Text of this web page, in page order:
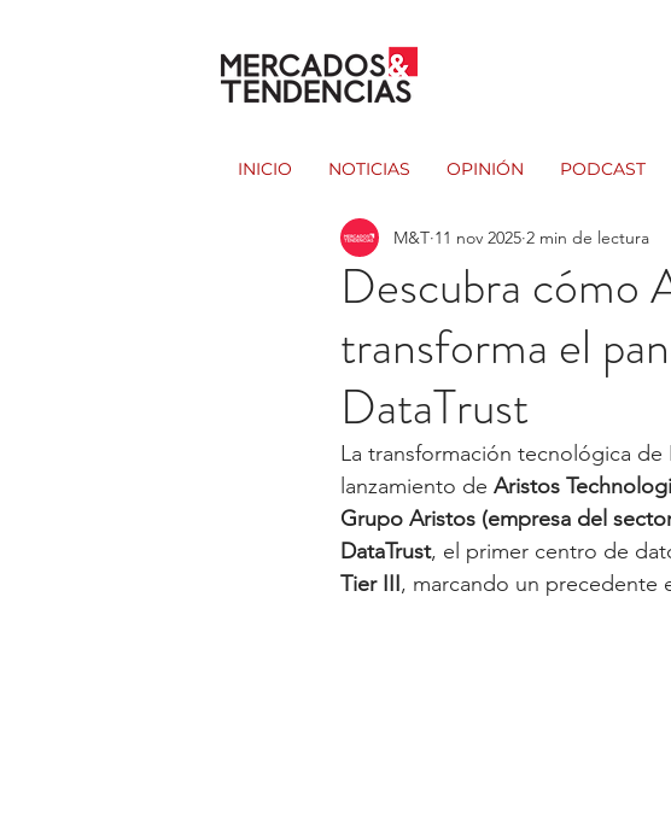
INICIO NOTICIAS OPINIÓN PODCAST
Descubra cómo
transforma el
DataTrust
M&T 11 nov 2025 2 min de lectura
La transformación tecnológica de
lanzamiento de Aristos
Grupo Aristos (empresa del
DataTrust, el primer centro de
Tier III, marcando un precedente